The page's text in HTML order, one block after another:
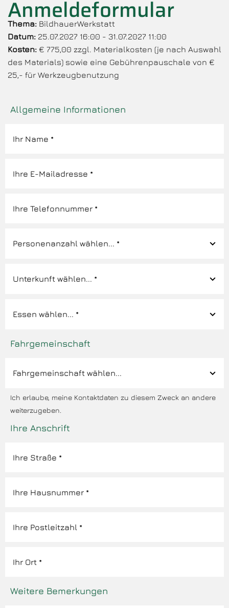
Anmeldeformular
Thema: BildhauerWerkstatt
Datum: 25.07.2027 16:00 - 31.07.2027 11:00
Kosten: € 775,00 zzgl. Materialkosten (je nach Auswahl
des Materials) sowie eine Gebührenpauschale von €
25,- für Werkzeugbenutzung
Allgemeine Informationen
Fahrgemeinschaft
Ich erlaube, meine Kontaktdaten zu diesem Zweck an andere
weiterzugeben.
Ihre Anschrift
Weitere Bemerkungen